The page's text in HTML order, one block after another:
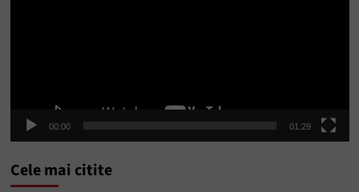
00:00 01:29
Cele mai citite